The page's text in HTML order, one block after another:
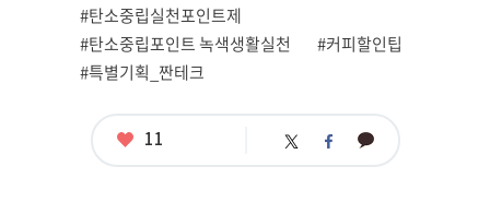
#탄소중립실천포인트제
#탄소중립포인트 녹색생활실천
#커피할인팁
#특별기획_짠테크
좋
11 트 페 카